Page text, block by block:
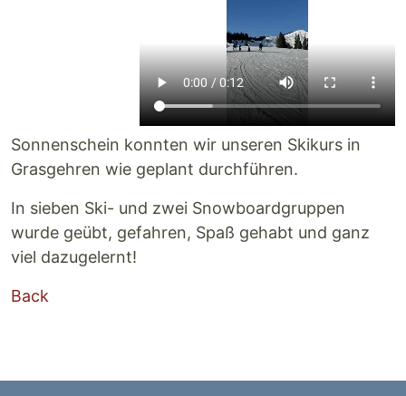
Sonnenschein konnten wir unseren Skikurs in
Grasgehren wie geplant durchführen.
In sieben Ski- und zwei Snowboardgruppen
wurde geübt, gefahren, Spaß gehabt und ganz
viel dazugelernt!
Back